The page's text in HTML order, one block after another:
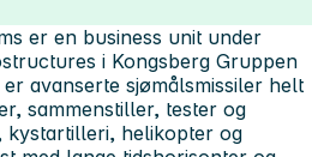
er en business unit under
i Kongsberg Gruppen
avanserte sjømålsmissiler helt
sammenstiller, tester og
kystartilleri, helikopter og